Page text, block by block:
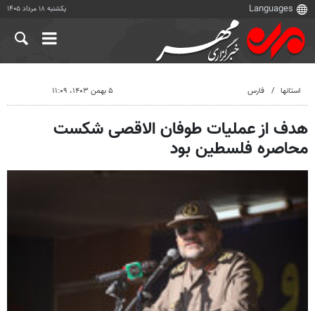
یکشنبه ۱۸ مرداد ۱۴۰۵
استانها فارس ۵ بهمن ۱۴۰۳، ۱۱:۰۹
هدف از عملیات طوفان الاقصی شکست
محاصره فلسطین بود